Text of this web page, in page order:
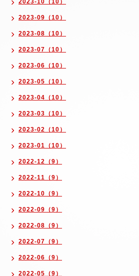
2023-10（10）
2023-09（10）
2023-08（10）
2023-07（10）
2023-06（10）
2023-05（10）
2023-04（10）
2023-03（10）
2023-02（10）
2023-01（10）
2022-12（9）
2022-11（9）
2022-10（9）
2022-09（9）
2022-08（9）
2022-07（9）
2022-06（9）
2022-05（9）